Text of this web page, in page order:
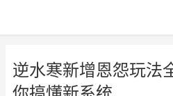
逆水寒新增恩怨玩法